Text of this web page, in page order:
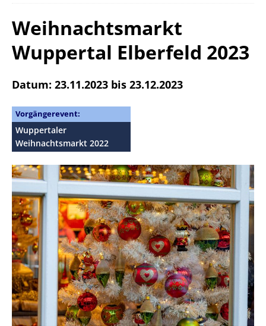
Weihnachtsmarkt
Wuppertal Elberfeld 2023
Datum: 23.11.2023 bis 23.12.2023
Vorgängerevent:
Wuppertaler
Weihnachtsmarkt 2022